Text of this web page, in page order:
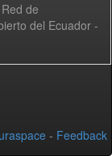
de
del Ecuador -
- Feedback